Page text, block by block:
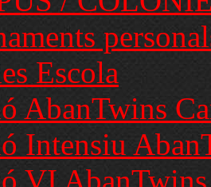
Escola
AbanTwins
Intensiu
VI